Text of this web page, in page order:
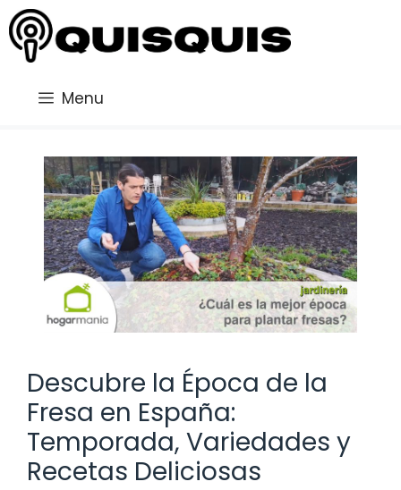
Saltar
al
contenido
Menu
Descubre la Época de la
Fresa en España:
Temporada, Variedades y
Recetas Deliciosas